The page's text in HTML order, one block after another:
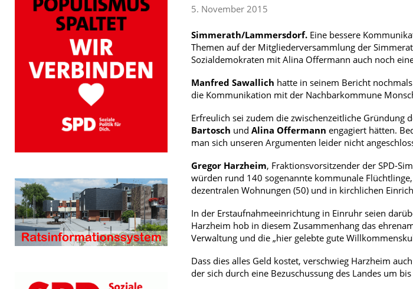
5. November 2015
Simmerath/Lammersdorf.Eine bessere
Themen auf der Mitgliederversammlung der
Sozialdemokraten mit Alina Offermann auch noch
Manfred Sawallich hatte in seinem Bericht
die Kommunikation mit der Nachbarkommune
Erfreulich sei zudem die zwischenzeitliche Gründung
Bartosch und Alina Offermann engagiert hätten.
man sich unseren Argumenten leider nicht
Gregor Harzheim, Fraktionsvorsitzender der SPD-
würden rund 140 sogenannte kommunale
dezentralen Wohnungen (50) und in kirchlichen
In der Erstaufnahmeeinrichtung in Einruhr seien
Harzheim hob in diesem Zusammenhang das
Verwaltung und die „hier gelebte gute
Dass dies alles Geld kostet, verschwieg Harzheim
der sich durch eine Bezuschussung des Landes um